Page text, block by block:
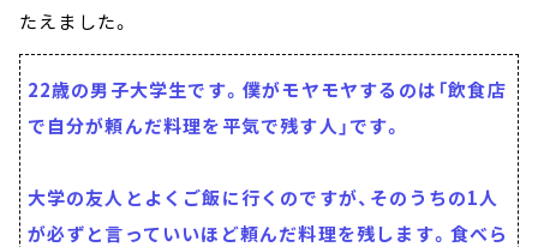
たえました。
22歳の男子大学生です。僕がモヤモヤするのは「飲食店
で自分が頼んだ料理を平気で残す人」です。
大学の友人とよくご飯に行くのですが、そのうちの1人
が必ずと言っていいほど頼んだ料理を残します。食べら